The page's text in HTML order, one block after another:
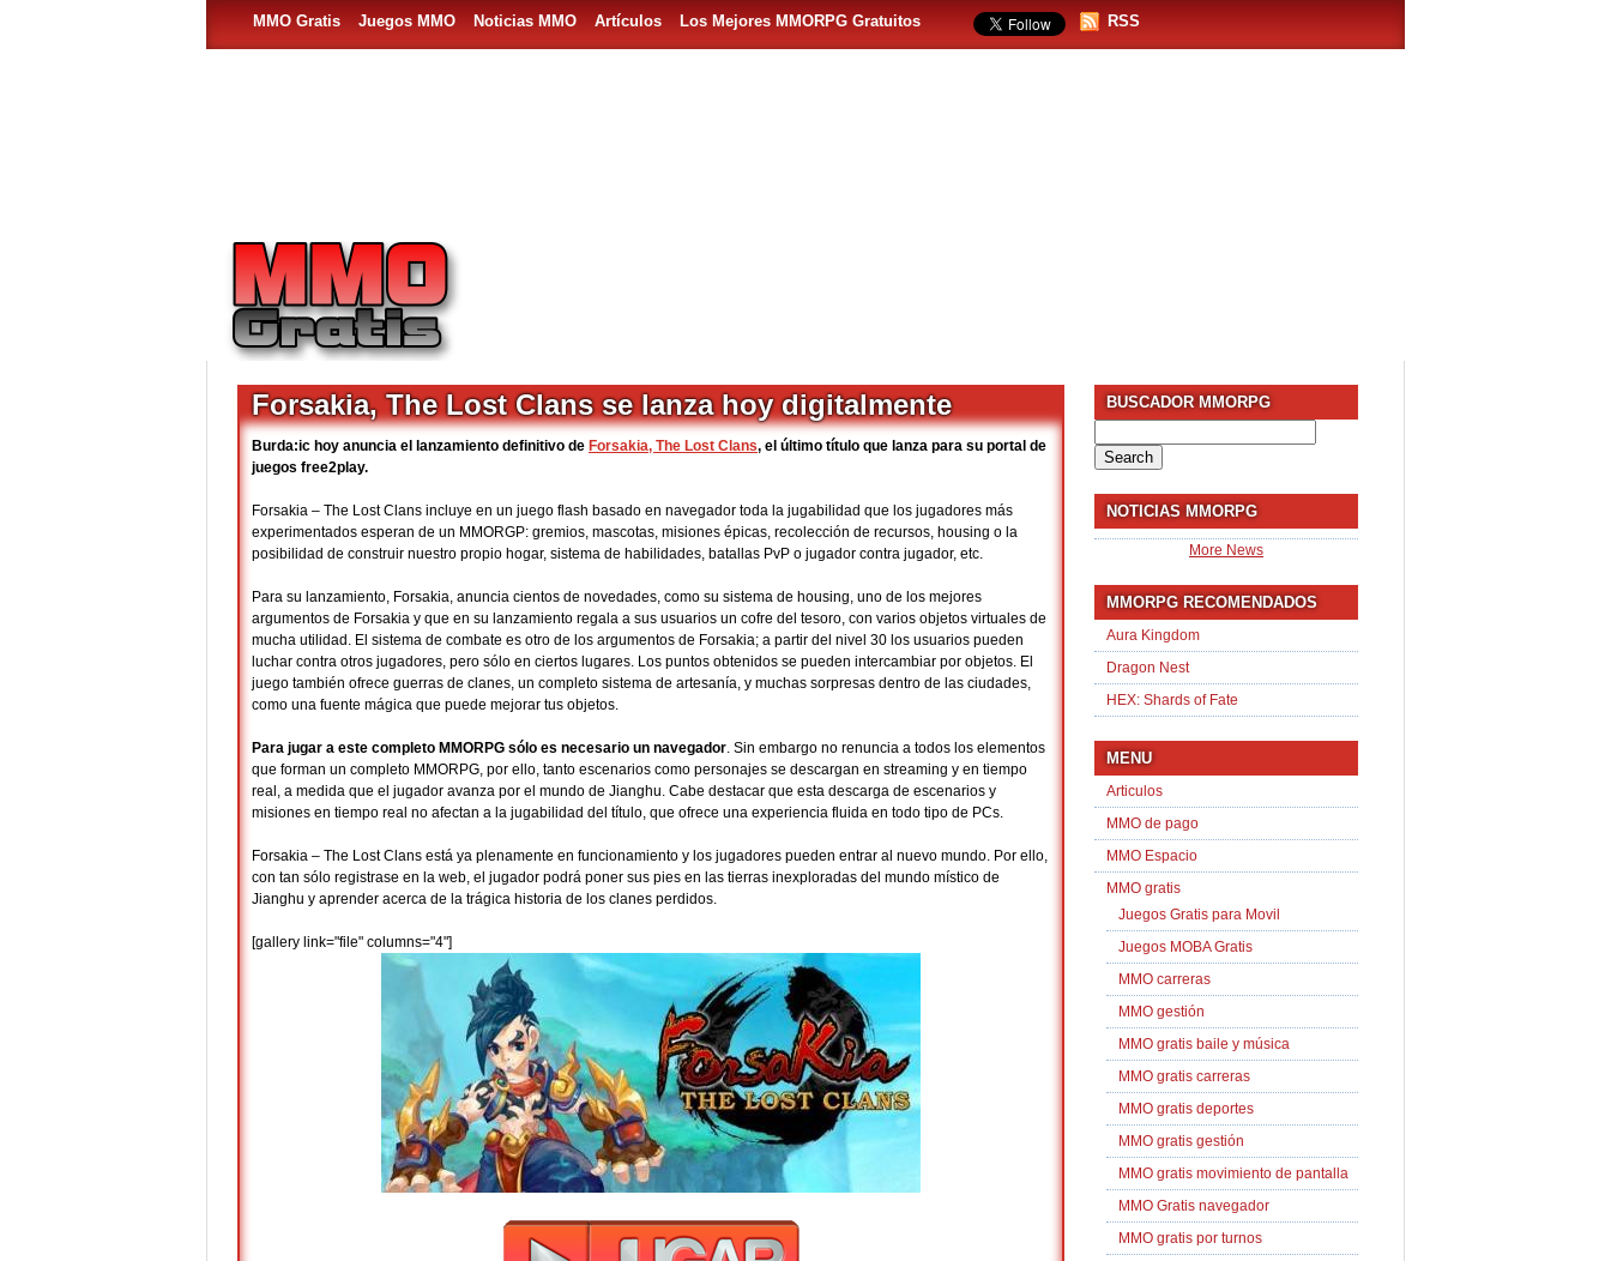
MMO Gratis Juegos MMO Noticias MMO Artículos Los Mejores MMORPG Gratuitos RSS
Forsakia, The Lost Clans se lanza hoy digitalmente
Burda:ic hoy anuncia el lanzamiento definitivo de Forsakia, The Lost Clans, el último título que lanza para su portal de
juegos free2play.
Forsakia – The Lost Clans incluye en un juego flash basado en navegador toda la jugabilidad que los jugadores más
experimentados esperan de un MMORGP: gremios, mascotas, misiones épicas, recolección de recursos, housing o la
posibilidad de construir nuestro propio hogar, sistema de habilidades, batallas PvP o jugador contra jugador, etc.
Para su lanzamiento, Forsakia, anuncia cientos de novedades, como su sistema de housing, uno de los mejores
argumentos de Forsakia y que en su lanzamiento regala a sus usuarios un cofre del tesoro, con varios objetos virtuales de
mucha utilidad. El sistema de combate es otro de los argumentos de Forsakia; a partir del nivel 30 los usuarios pueden
luchar contra otros jugadores, pero sólo en ciertos lugares. Los puntos obtenidos se pueden intercambiar por objetos. El
juego también ofrece guerras de clanes, un completo sistema de artesanía, y muchas sorpresas dentro de las ciudades,
como una fuente mágica que puede mejorar tus objetos.
Para jugar a este completo MMORPG sólo es necesario un navegador. Sin embargo no renuncia a todos los elementos
que forman un completo MMORPG, por ello, tanto escenarios como personajes se descargan en streaming y en tiempo
real, a medida que el jugador avanza por el mundo de Jianghu. Cabe destacar que esta descarga de escenarios y
misiones en tiempo real no afectan a la jugabilidad del título, que ofrece una experiencia fluida en todo tipo de PCs.
Forsakia – The Lost Clans está ya plenamente en funcionamiento y los jugadores pueden entrar al nuevo mundo. Por ello,
con tan sólo registrase en la web, el jugador podrá poner sus pies en las tierras inexploradas del mundo místico de
Jianghu y aprender acerca de la trágica historia de los clanes perdidos.
[gallery link="file" columns="4"]
BUSCADOR MMORPG
for:
NOTICIAS MMORPG
More News
MMORPG RECOMENDADOS
Aura Kingdom
Dragon Nest
HEX: Shards of Fate
MENU
Articulos
MMO de pago
MMO Espacio
MMO gratis
Juegos Gratis para Movil
Juegos MOBA Gratis
MMO carreras
MMO gestión
MMO gratis baile y música
MMO gratis carreras
MMO gratis deportes
MMO gratis gestión
MMO gratis movimiento de pantalla
MMO Gratis navegador
MMO gratis por turnos